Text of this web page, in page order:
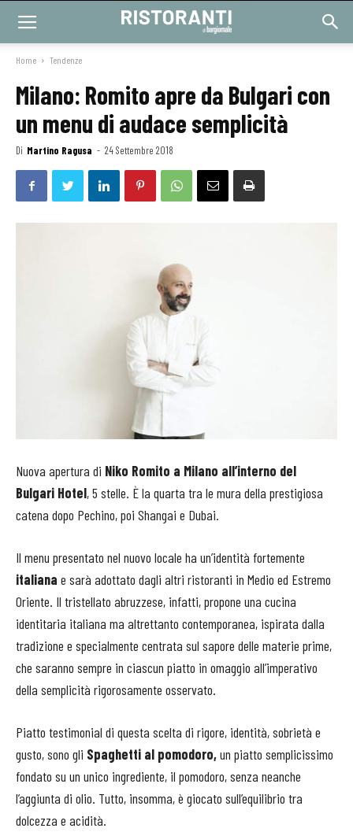
Home Tendenze
Milano: Romito apre da Bulgari con
un menu di audace semplicità
Di Martino Ragusa - 24 Settembre 2018
Nuova apertura di Niko Romito a Milano all’interno del
Bulgari Hotel, 5 stelle. È la quarta tra le mura della prestigiosa
catena dopo Pechino, poi Shangai e Dubai.
Il menu presentato nel nuovo locale ha un’identità fortemente
italiana e sarà adottato dagli altri ristoranti in Medio ed Estremo
Oriente. Il tristellato abruzzese, infatti, propone una cucina
identitaria italiana ma altrettanto contemporanea, ispirata dalla
tradizione e specialmente centrata sul sapore delle materie prime,
che saranno sempre in ciascun piatto in omaggio all’imperativo
della semplicità rigorosamente osservato.
Piatto testimonial di questa scelta di rigore, identità, sobrietà e
gusto, sono gli Spaghetti al pomodoro,un piatto semplicissimo
fondato su un unico ingrediente, il pomodoro, senza neanche
l’aggiunta di olio. Tutto, insomma, è giocato sull’equilibrio tra
dolcezza e acidità.